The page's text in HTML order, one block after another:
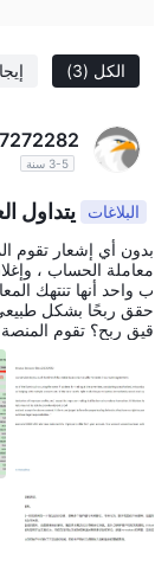
الكل (3)
3-5 سنة
البلاغات
يتداول
عًا وغير قادر على
بدون أي إشعار تقوم
معاملة الحساب ،
ب واحد أنها تنتهك
حقق ربحًا بشكل
قيق ربح؟ تقوم